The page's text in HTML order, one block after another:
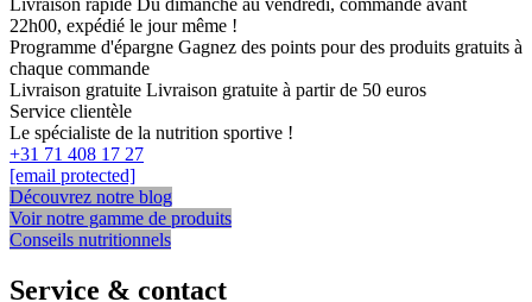
Livraison rapide
Du dimanche au vendredi, commandé avant
22h00, expédié le jour même !
Programme d'épargne Gagnez des points pour des produits gratuits à
chaque commande
Livraison gratuite Livraison gratuite à partir de 50 euros
Service clientèle
Le spécialiste de la nutrition sportive !
+31 71 408 17 27
[email protected]
Découvrez notre blog
Voir notre gamme de produits
Conseils nutritionnels
Service & contact